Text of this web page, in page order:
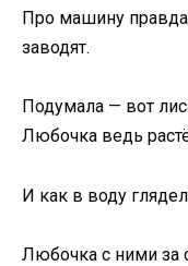
Про машину
заводят.
Подумала — вот
Любочка ведь
И как в воду
Любочка с ними за